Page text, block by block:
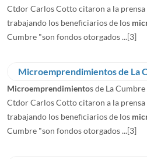
Ctdor Carlos Cotto citaron a la prensa
trabajando los beneficiarios de los
Cumbre "son fondos otorgados ...[3]
Microemprendimientos de La
Microemprendimientos de La
Ctdor Carlos Cotto citaron a la prensa
trabajando los beneficiarios de los
Cumbre "son fondos otorgados ...[3]